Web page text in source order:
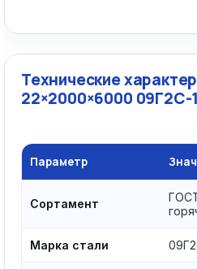
Технические
22×2000×6000 09Г2С-
Параметр
Сортамент
Марка стали